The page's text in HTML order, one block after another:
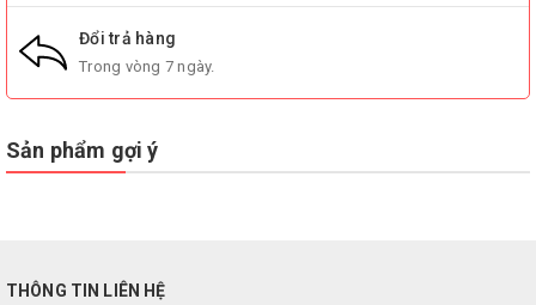
Đổi trả hàng
Trong vòng 7 ngày.
Sản phẩm gợi ý
THÔNG TIN LIÊN HỆ